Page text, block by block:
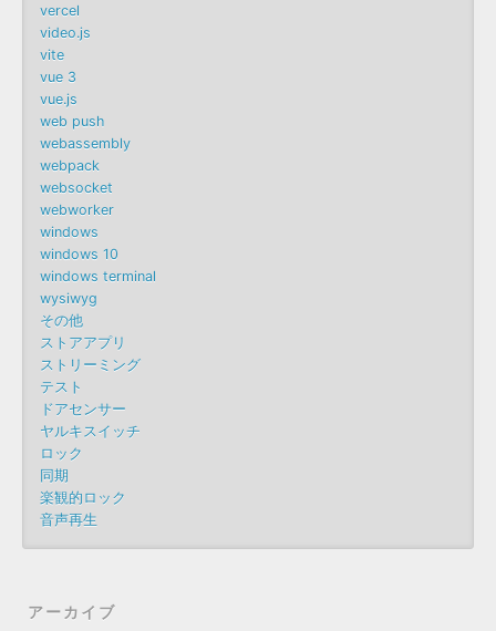
vercel
video.js
vite
vue 3
vue.js
web push
webassembly
webpack
websocket
webworker
windows
windows 10
windows terminal
wysiwyg
その他
ストアアプリ
ストリーミング
テスト
ドアセンサー
ヤルキスイッチ
ロック
同期
楽観的ロック
音声再生
アーカイブ